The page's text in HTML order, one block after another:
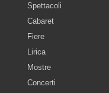
Spettacoli
Cabaret
Fiere
Lirica
Mostre
Concerti